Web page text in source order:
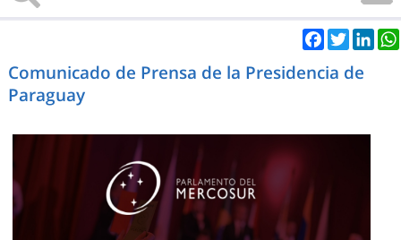
Facebook
Twitter
Comunicado de Prensa de la Presidencia de
Paraguay